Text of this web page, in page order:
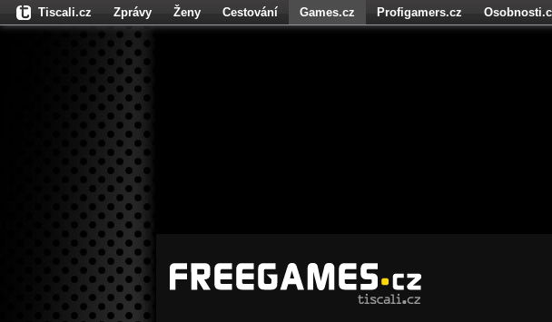
Tiscali.cz Zprávy Ženy Cestování Games.cz Profigamers.cz
Fights.cz